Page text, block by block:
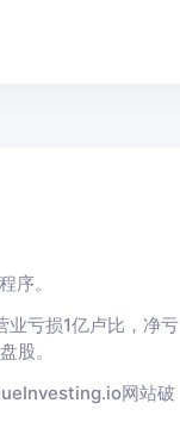
序。
亏损1亿卢比，净亏
股。
网站破